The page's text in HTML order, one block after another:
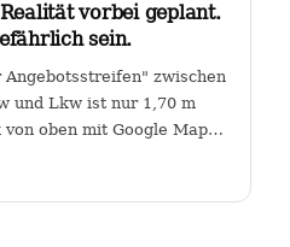
vorbei geplant.
sein.
zwischen
und Lkw ist nur 1,70 m
oben mit Google Maps